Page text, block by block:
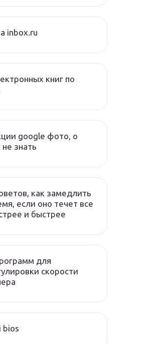
inbox.ru
книг по
google фото, о
знать
как замедлить
если оно течет все
и быстрее
для
скорости
bios